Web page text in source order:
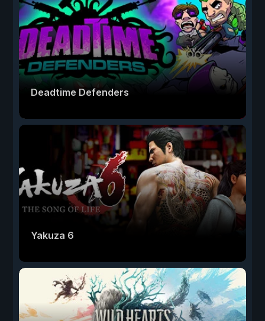
Deadtime Defenders
Yakuza 6